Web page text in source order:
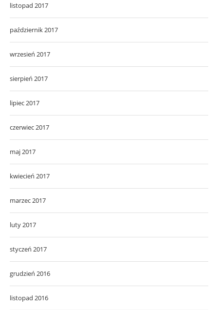
listopad 2017
październik 2017
wrzesień 2017
sierpień 2017
lipiec 2017
czerwiec 2017
maj 2017
kwiecień 2017
marzec 2017
luty 2017
styczeń 2017
grudzień 2016
listopad 2016